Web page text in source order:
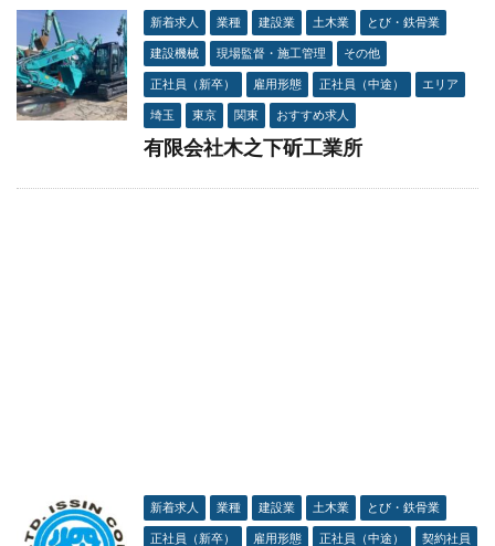
新着求人 業種 建設業 土木業 とび・鉄骨業
建設機械 現場監督・施工管理 その他
正社員（新卒） 雇用形態 正社員（中途） エリア
埼玉 東京 関東 おすすめ求人
有限会社木之下斫工業所
新着求人 業種 建設業 土木業 とび・鉄骨業
正社員（新卒） 雇用形態 正社員（中途） 契約社員